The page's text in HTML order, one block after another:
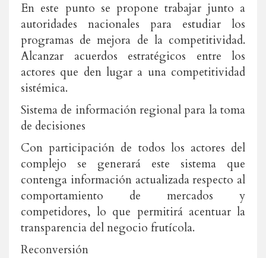
En este punto se propone trabajar junto a
autoridades nacionales para estudiar los
programas de mejora de la competitividad.
Alcanzar acuerdos estratégicos entre los
actores que den lugar a una competitividad
sistémica.
Sistema de información regional para la toma
de decisiones
Con participación de todos los actores del
complejo se generará este sistema que
contenga información actualizada respecto al
comportamiento de mercados y
competidores, lo que permitirá acentuar la
transparencia del negocio frutícola.
Reconversión